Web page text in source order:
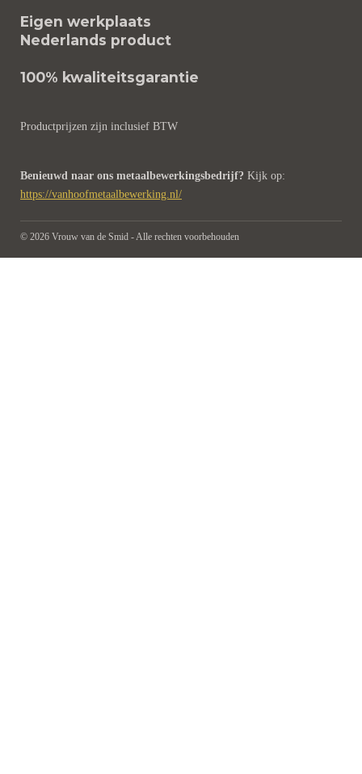
t
a
g
a
e
o
k
t
e
r
s
t
A
p
Eigen werkplaats
Nederlands product
100% kwaliteitsgarantie
Productprijzen zijn inclusief BTW
Benieuwd naar ons metaalbewerkingsbedrijf? Kijk op:
https://vanhoofmetaalbewerking.nl/
© 2026 Vrouw van de Smid - Alle rechten voorbehouden